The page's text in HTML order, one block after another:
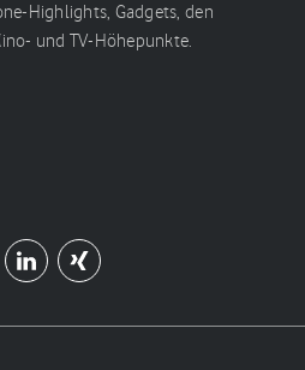
Highlights, Gadgets, den
und TV-Höhepunkte.